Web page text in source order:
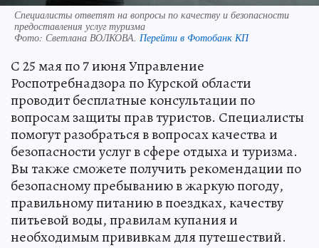
Специалисты ответят на вопросы по качеству и безопасности
предоставления услуг туризма
Фото: Светлана ВОЛКОВА. Перейти в Фотобанк КП
С 25 мая по 7 июня Управление
Роспотребнадзора по Курской области
проводит бесплатные консультации по
вопросам защиты прав туристов. Специалисты
помогут разобраться в вопросах качества и
безопасности услуг в сфере отдыха и туризма.
Вы также сможете получить рекомендации по
безопасному пребыванию в жаркую погоду,
правильному питанию в поездках, качеству
питьевой воды, правилам купания и
необходимым прививкам для путешествий.